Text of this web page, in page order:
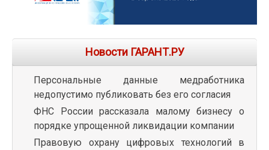
Новости ГАРАНТ.РУ
Персональные данные медработника
недопустимо публиковать без его согласия
ФНС России рассказала малому бизнесу о
порядке упрощенной ликвидации компании
Правовую охрану цифровых технологий в